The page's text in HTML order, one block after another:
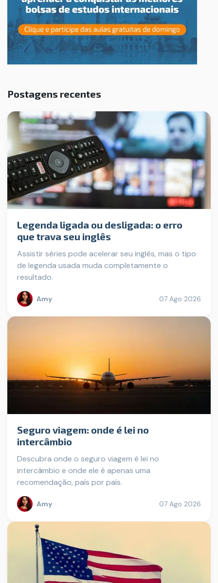
Postagens recentes
Legenda ligada ou desligada: o erro
que trava seu inglês
Assistir séries pode acelerar seu inglês, mas o tipo
de legenda usada muda completamente o
resultado.
Amy 07 Ago 2026
Seguro viagem: onde é lei no
intercâmbio
Descubra onde o seguro viagem é lei no
intercâmbio e onde ele é apenas uma
recomendação, país por país.
Amy 07 Ago 2026